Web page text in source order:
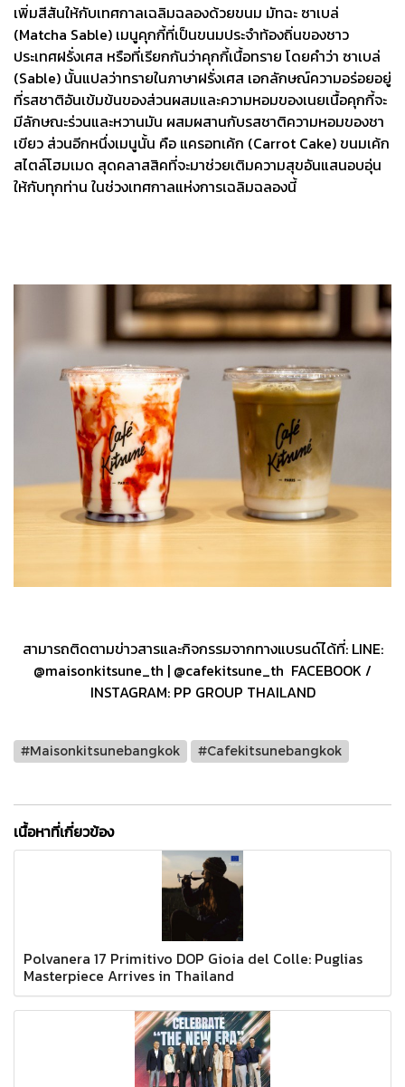
เพิ่มสีสันให้กับเทศกาลเฉลิมฉลองด้วยขนม มัทฉะ ซาเบล่
(Matcha Sable) เมนูคุกกี้ที่เป็นขนมประจำท้องถิ่นของชาว
ประเทศฝรั่งเศส หรือที่เรียกกันว่าคุกกี้เนื้อทราย โดยคำว่า ซาเบล่
(Sable) นั้นแปลว่าทรายในภาษาฝรั่งเศส เอกลักษณ์ความอร่อยอยู่
ที่รสชาติอันเข้มข้นของส่วนผสมและความหอมของเนยเนื้อคุกกี้จะ
มีลักษณะร่วนและหวานมัน ผสมผสานกับรสชาติความหอมของชา
เขียว ส่วนอีกหนึ่งเมนูนั้น คือ แครอทเค้ก (Carrot Cake) ขนมเค้ก
สไตล์โฮมเมด สุดคลาสสิคที่จะมาช่วยเติมความสุขอันแสนอบอุ่น
ให้กับทุกท่าน ในช่วงเทศกาลแห่งการเฉลิมฉลองนี้
สามารถติดตามข่าวสารและกิจกรรมจากทางแบรนด์ได้ที่: LINE:
@maisonkitsune_th | @cafekitsune_th FACEBOOK /
INSTAGRAM: PP GROUP THAILAND
#Maisonkitsunebangkok #Cafekitsunebangkok
เนื้อหาที่เกี่ยวข้อง
Polvanera 17 Primitivo DOP Gioia del Colle: Puglias
Masterpiece Arrives in Thailand